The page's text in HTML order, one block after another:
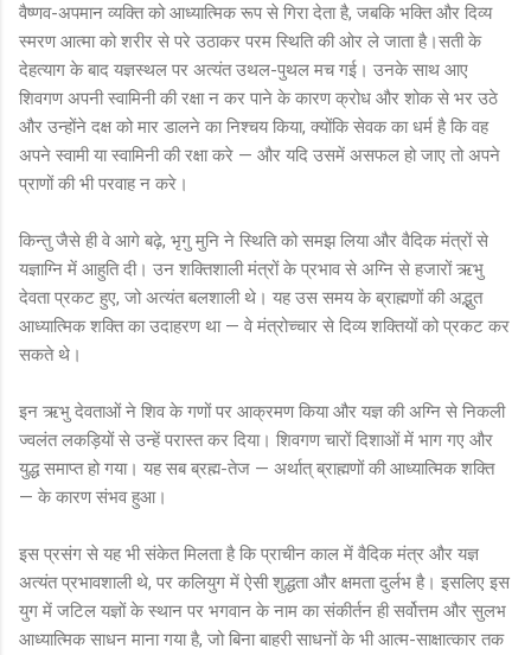
वैष्णव-अपमान व्यक्ति को आध्यात्मिक रूप से गिरा देता है, जबकि भक्ति और दिव्य
स्मरण आत्मा को शरीर से परे उठाकर परम स्थिति की ओर ले जाता है।सती के
देहत्याग के बाद यज्ञस्थल पर अत्यंत उथल-पुथल मच गई। उनके साथ आए
शिवगण अपनी स्वामिनी की रक्षा न कर पाने के कारण क्रोध और शोक से भर उठे
और उन्होंने दक्ष को मार डालने का निश्चय किया, क्योंकि सेवक का धर्म है कि वह
अपने स्वामी या स्वामिनी की रक्षा करे — और यदि उसमें असफल हो जाए तो अपने
प्राणों की भी परवाह न करे।
किन्तु जैसे ही वे आगे बढ़े, भृगु मुनि ने स्थिति को समझ लिया और वैदिक मंत्रों से
यज्ञाग्नि में आहुति दी। उन शक्तिशाली मंत्रों के प्रभाव से अग्नि से हजारों ऋभु
देवता प्रकट हुए, जो अत्यंत बलशाली थे। यह उस समय के ब्राह्मणों की अद्भुत
आध्यात्मिक शक्ति का उदाहरण था — वे मंत्रोच्चार से दिव्य शक्तियों को प्रकट कर
सकते थे।
इन ऋभु देवताओं ने शिव के गणों पर आक्रमण किया और यज्ञ की अग्नि से निकली
ज्वलंत लकड़ियों से उन्हें परास्त कर दिया। शिवगण चारों दिशाओं में भाग गए और
युद्ध समाप्त हो गया। यह सब ब्रह्म-तेज — अर्थात् ब्राह्मणों की आध्यात्मिक शक्ति
— के कारण संभव हुआ।
इस प्रसंग से यह भी संकेत मिलता है कि प्राचीन काल में वैदिक मंत्र और यज्ञ
अत्यंत प्रभावशाली थे, पर कलियुग में ऐसी शुद्धता और क्षमता दुर्लभ है। इसलिए इस
युग में जटिल यज्ञों के स्थान पर भगवान के नाम का संकीर्तन ही सर्वोत्तम और सुलभ
आध्यात्मिक साधन माना गया है, जो बिना बाहरी साधनों के भी आत्म-साक्षात्कार तक